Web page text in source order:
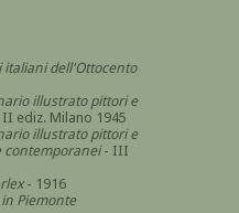
italiani dell'Ottocento
illustrato pittori e
ediz. Milano 1945
illustrato pittori e
contemporanei- III
- 1916
Piemonte